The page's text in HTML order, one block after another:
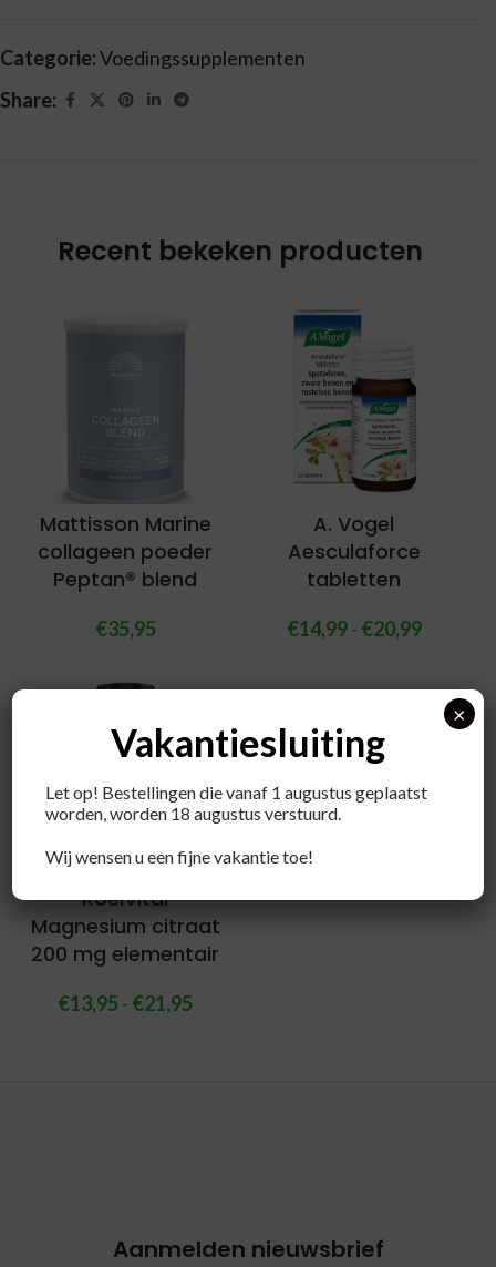
Categorie:Voedingssupplementen
Share:
Recent bekeken producten
Mattisson Marine
collageen poeder
Peptan® blend
€35,95
A. Vogel
Aesculaforce
tabletten
€14,99- €20,99
RoelVital
Magnesium citraat
200 mg elementair
€13,95 - €21,95
Aanmelden nieuwsbrief
Vakantiesluiting
Let op! Bestellingen die vanaf 1 augustus geplaatst
worden, worden 18 augustus verstuurd.
Wij wensen u een fijne vakantie toe!
×